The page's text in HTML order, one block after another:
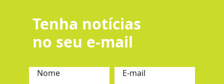
Tenha notícias
no seu e-mail
Nome E-mail